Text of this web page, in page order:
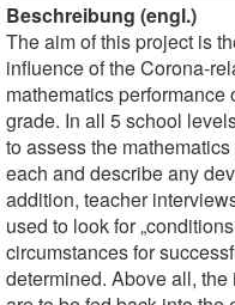
Beschreibung (engl.)
The aim of this project is
influence of the Corona-
mathematics performance
grade. In all 5 school
to assess the
each and describe any
addition, teacher
used to look for
circumstances for
determined. Above all,